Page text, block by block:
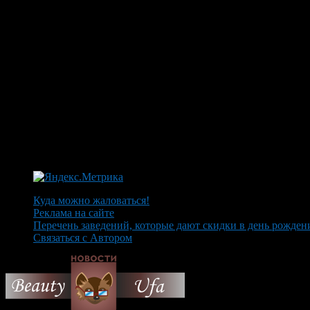
Куда можно жаловаться!
Реклама на сайте
Перечень заведений, которые дают скидки в день
Связаться с Автором